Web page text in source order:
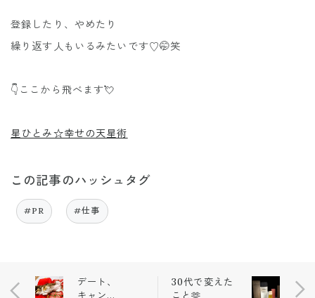
登録したり、やめたり
繰り返す人もいるみたいです♡🤭笑
👇ここから飛べます💘
星ひとみ☆幸せの天星術
この記事のハッシュタグ
#PR #仕事
デート、
キャンセ
30代で変えた
こと🫶